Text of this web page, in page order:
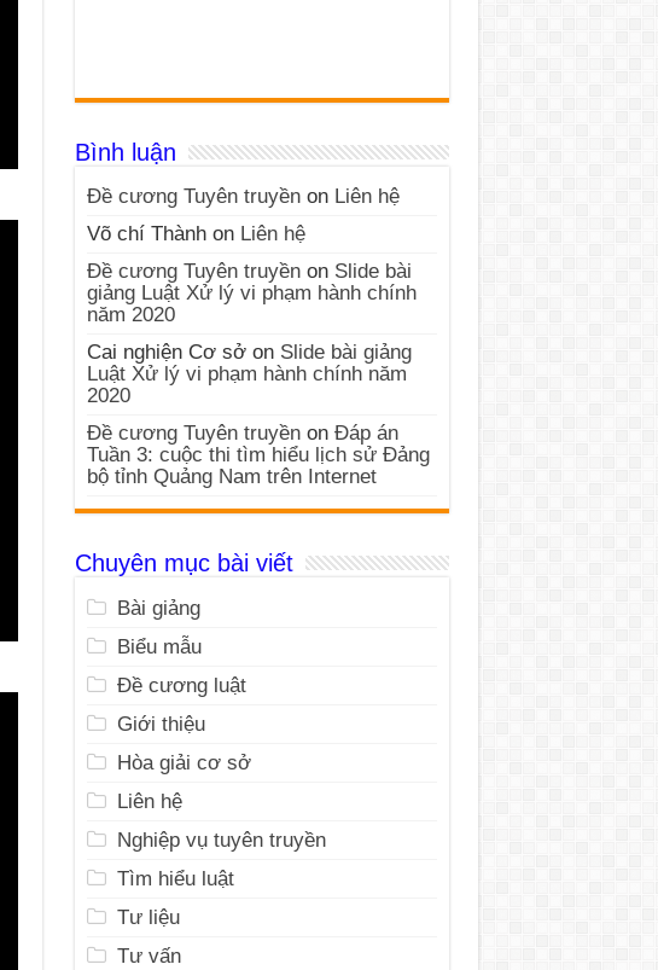
Bình luận
Đề cương Tuyên truyềnon Liên hệ
Võ chí Thànhon Liên hệ
Đề cương Tuyên truyềnon Slide bài
giảng Luật Xử lý vi phạm hành chính
năm 2020
Cai nghiện Cơ sởon Slide bài giảng
Luật Xử lý vi phạm hành chính năm
2020
Đề cương Tuyên truyềnon Đáp án
Tuần 3: cuộc thi tìm hiểu lịch sử Đảng
bộ tỉnh Quảng Nam trên Internet
Chuyên mục bài viết
Bài giảng
Biểu mẫu
Đề cương luật
Giới thiệu
Hòa giải cơ sở
Liên hệ
Nghiệp vụ tuyên truyền
Tìm hiểu luật
Tư liệu
Tư vấn